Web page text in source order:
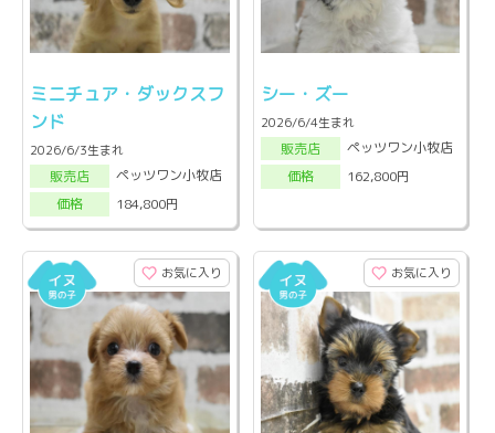
ミニチュア・ダックスフ
ンド
2026/6/3生まれ
販売店
ペッツワン小牧店
価格
184,800円
シー・ズー
2026/6/4生まれ
販売店
ペッツワン小牧店
価格
162,800円
お気に入り お気に入り